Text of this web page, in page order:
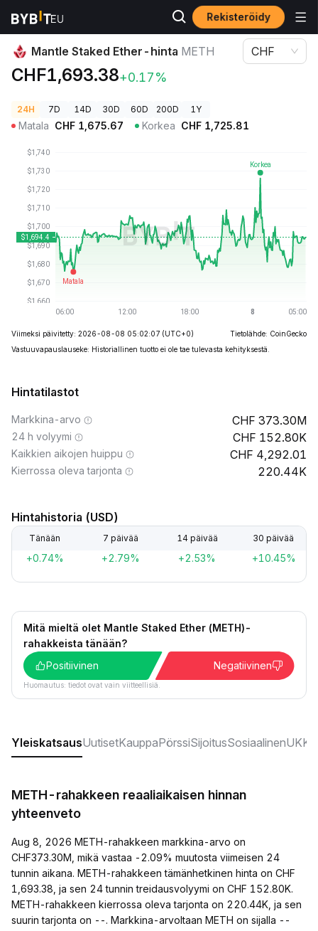
Rekisteröidy
Kryptohinnat Mantle Staked Ether-hinta METH
Mantle Staked Ether-hinta METH
CHF1,693.38+0.17%
CHF
24H 7D 14D 30D 60D 200D 1Y
Matala CHF 1,675.67 Korkea CHF 1,725.81
Viimeksi päivitetty: 2026-08-08 05:02:07 (UTC+0)
Tietolähde: CoinGecko
Vastuuvapauslauseke: Historiallinen tuotto ei ole tae tulevasta kehityksestä.
Hintatilastot
Markkina-arvo 373.30M
24 h volyymi 152.80K
Kaikkien aikojen huippu 4,292.01
Kierrossa oleva tarjonta 220.44K
Hintahistoria (USD)
Tänään 7 päivää 14 päivää 30 päivää
+0.74% +2.79% +2.53% +10.45%
Mitä mieltä olet Mantle Staked Ether (METH)-
rahakkeista tänään?
Positiivinen
Negatiivinen
Huomautus: tiedot ovat vain viitteellisiä.
YleiskatsausUutisetKauppaPörssiSijoitusSosiaalinenUKK:t
METH-rahakkeen reaaliaikaisen hinnan
yhteenveto
Aug 8, 2026 METH-rahakkeen markkina-arvo on
CHF373.30M, mikä vastaa -2.09% muutosta viimeisen 24
tunnin aikana. METH-rahakkeen tämänhetkinen hinta on CHF
1,693.38, ja sen 24 tunnin treidausvolyymi on CHF 152.80K.
METH-rahakkeen kierrossa oleva tarjonta on 220.44K, ja sen
suurin tarjonta on --. Markkina-arvoltaan METH on sijalla --